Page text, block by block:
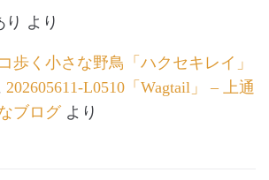
り より
歩く小さな野鳥「ハクセキレイ」
202605611-L0510「Wagtail」 – 上通
ブログより